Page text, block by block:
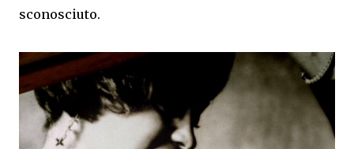
sconosciuto.